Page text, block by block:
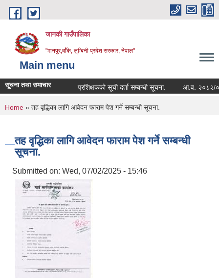
Skip to main content
जानकी गाउँपालिका
"मानपुर,बाँके, लुम्बिनी प्रदेश सरकार, नेपाल"
Main menu
सूचना तथा समाचार प्रशिक्षकको सूची दर्ता सम्बन्धी सूचना. आ.व. २०८२/०८३ को
You are here
Home » तह वृद्धिका लागि आवेदन फाराम पेश गर्ने सम्बन्धी सूचना.
तह वृद्धिका लागि आवेदन फाराम पेश गर्ने सम्बन्धी
सूचना.
Submitted on: Wed, 07/02/2025 - 15:46